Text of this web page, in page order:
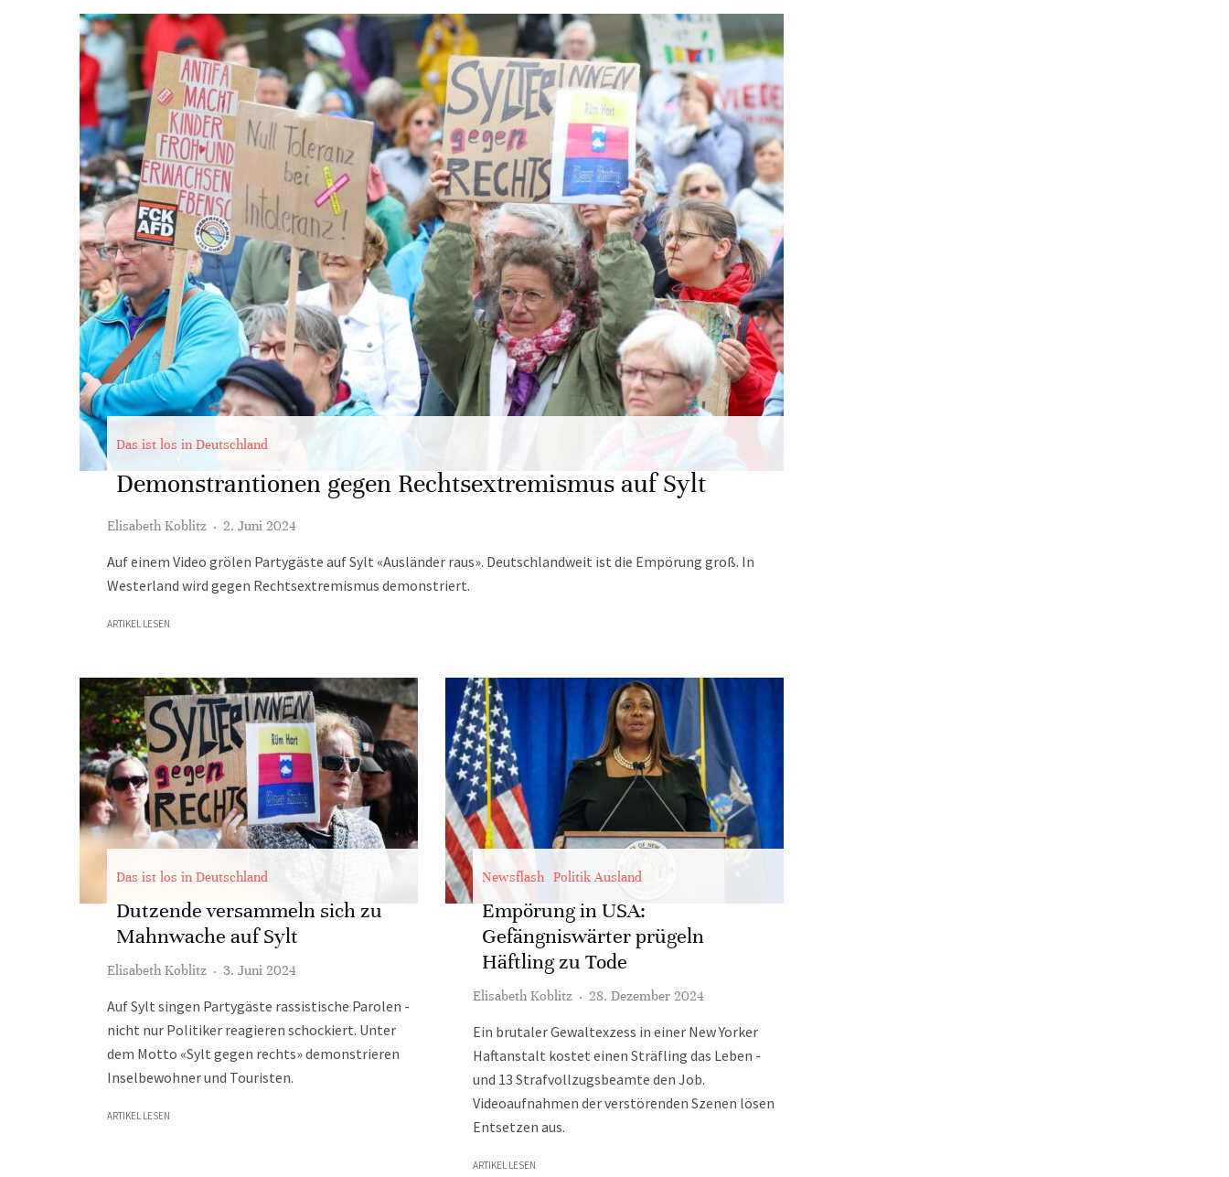
Das ist los in Deutschland
Demonstrantionen gegen Rechtsextremismus auf Sylt
Elisabeth Koblitz · 2. Juni 2024
Auf einem Video grölen Partygäste auf Sylt «Ausländer raus». Deutschlandweit ist die Empörung groß. In
Westerland wird gegen Rechtsextremismus demonstriert.
ARTIKEL LESEN
Das ist los in Deutschland
Dutzende versammeln sich zu
Mahnwache auf Sylt
Elisabeth Koblitz · 3. Juni 2024
Auf Sylt singen Partygäste rassistische Parolen -
nicht nur Politiker reagieren schockiert. Unter
dem Motto «Sylt gegen rechts» demonstrieren
Inselbewohner und Touristen.
ARTIKEL LESEN
Newsflash Politik Ausland
Empörung in USA:
Gefängniswärter prügeln
Häftling zu Tode
Elisabeth Koblitz · 28. Dezember 2024
Ein brutaler Gewaltexzess in einer New Yorker
Haftanstalt kostet einen Sträfling das Leben -
und 13 Strafvollzugsbeamte den Job.
Videoaufnahmen der verstörenden Szenen lösen
Entsetzen aus.
ARTIKEL LESEN